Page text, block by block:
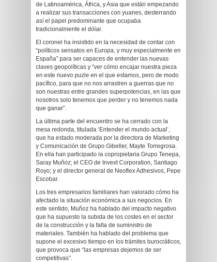
de Latinoamérica, África, y Asia que están empezando
a realizar sus transacciones con yuanes, desterrando
así el papel predominante que ocupaba
tradicionalmente el dólar.
El coronel ha insistido en la necesidad de contar con
“políticos sensatos en Europa, y muy especialmente en
España” para ser capaces de entender las nuevas
claves geopolíticas y “ver cómo encajar nuestra pieza
en este nuevo puzle en el que estamos, pero de modo
pacífico, para que no nos arrastren a guerras que no
son nuestras entre grandes superpotencias, en las que
nosotros solo tenemos que perder y no tenemos nada
que ganar”.
La última parte del encuentro se ha cerrado con la
mesa redonda, titulada ‘Entender el mundo actual’,
que ha estado moderada por la directora de Marketing
y Comunicación de Grupo Gibeller, Mayte Torregrosa.
En ella han participado la copropietaria Grupo Tenepa,
Saray Muñoz; el CEO de Invext Corporation, Santiago
Royo; y el director general de Neoflex Adhesivos, Pepe
Escobar.
Los tres empresarios familiares han valorado cómo ha
afectado la situación económica a sus negocios. En
este sentido, Muñoz ha hablado del impacto negativo
que ha supuesto la subida de los costes en el sector
de la construcción y la falta de suministro de
materiales. También ha hablado del problema que
supone el excesivo tiempo en los trámites burocráticos,
que provoca que “las empresas dejemos de ser
competitivas”.